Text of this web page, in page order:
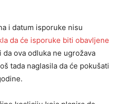
i datum isporuke nisu
da će isporuke biti obavljene
da ova odluka ne ugrožava
tada naglasila da će pokušati